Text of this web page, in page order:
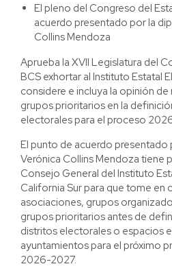
El pleno del Congreso del
acuerdo presentado por la
Collins Mendoza
Aprueba la XVII Legislatura del
BCS exhortar al Instituto Estatal
considere e incluya la opinión
grupos prioritarios en la
electorales para el proceso
El punto de acuerdo presentado
Verónica Collins Mendoza tiene
Consejo General del Instituto
California Sur para que tome en
asociaciones, grupos
grupos prioritarios antes de
distritos electorales o espacios
ayuntamientos para el próximo
2026-2027.